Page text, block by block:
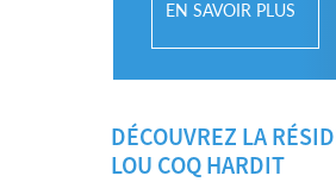
EN SAVOIR PLUS
DÉCOUVREZ LA
LOU COQ HARDIT